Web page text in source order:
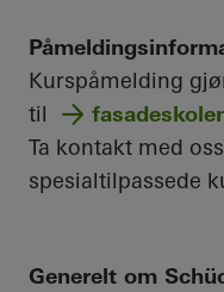
Kurspåmelding
til
Ta kontakt med
spesialtilpassede
Generelt om